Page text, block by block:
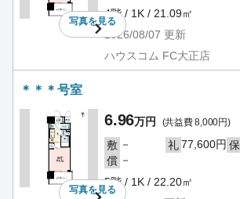
写真を見る
4階 / 1K / 21.09㎡
2026/08/07 更新
ハウスコム FC大正店
＊＊＊号室
写真を見る
6.96万円 (共益費 8,000円)
敷 － 礼77,600円 保
償 －
5階 / 1K / 22.20㎡